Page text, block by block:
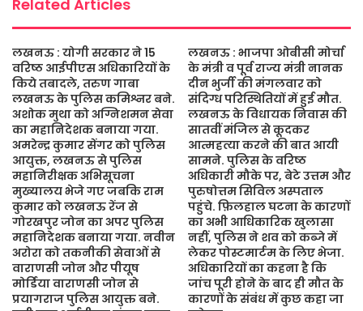
Related Articles
लखनऊ : योगी सरकार ने 15
वरिष्ठ आईपीएस अधिकारियों के
किये तबादले, तरुण गाबा
लखनऊ के पुलिस कमिश्नर बने.
अशोक मुथा को अग्निशमन सेवा
का महानिदेशक बनाया गया.
अमरेन्द्र कुमार सेंगर को पुलिस
आयुक्त, लखनऊ से पुलिस
महानिरीक्षक अभिसूचना
मुख्यालय भेजे गए जबकि राम
कुमार को लखनऊ रेंज से
गोरखपुर जोन का अपर पुलिस
महानिदेशक बनाया गया. नवीन
अरोरा को तकनीकी सेवाओं से
वाराणसी जोन और पीयूष
मोर्डिया वाराणसी जोन से
प्रयागराज पुलिस आयुक्त बने.
लखनऊ : भाजपा ओबीसी मोर्चा
के मंत्री व पूर्व राज्य मंत्री नानक
दीन भुर्जी की मंगलवार को
संदिग्ध परिस्थितियों में हुई मौत.
लखनऊ के विधायक निवास की
सातवीं मंजिल से कूदकर
आत्महत्या करने की बात आयी
सामने. पुलिस के वरिष्ठ
अधिकारी मौके पर, बेटे उत्तम और
पुरुषोत्तम सिविल अस्पताल
पहुंचे. फ़िलहाल घटना के कारणों
का अभी आधिकारिक खुलासा
नहीं, पुलिस ने शव को कब्जे में
लेकर पोस्टमार्टम के लिए भेजा.
अधिकारियों का कहना है कि
जांच पूरी होने के बाद ही मौत के
कारणों के संबंध में कुछ कहा जा